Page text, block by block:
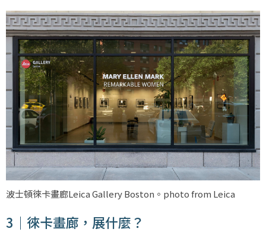
波士頓徠卡畫廊Leica Gallery Boston。photo from Leica
3｜徠卡畫廊，展什麼？